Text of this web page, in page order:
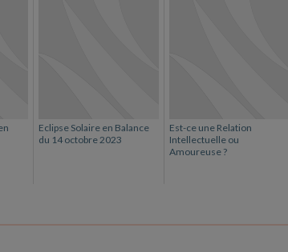
Eclipse Solaire en Balance
du 14 octobre 2023
Est-ce une Relation
Intellectuelle ou
Amoureuse ?